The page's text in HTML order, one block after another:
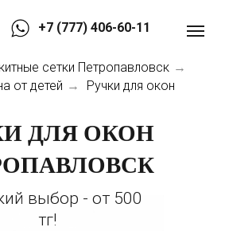
+7 (777) 406-60-11
сетки Петропавловск →
от детей → Ручки для окон
ДЛЯ ОКОН
выбор - от 500
тг!